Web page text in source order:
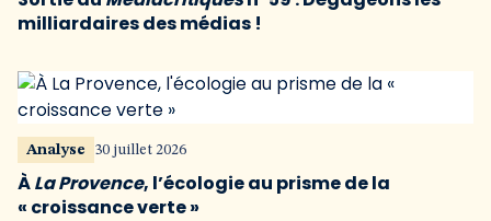
milliardaires des médias !
Analyse 30 juillet 2026
ÀLa Provence, l’écologie au prisme de la
« croissance verte »